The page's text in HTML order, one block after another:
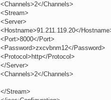
<Channels>2</Channels>
<Stream>
<Server>
<Hostname>91.211.119.20</
<Port>8000</Port>
<Password>zxcvbnm12</Password>
<Protocol>http</Protocol>
</Server>
<Channels>2</Channels>
</Stream>